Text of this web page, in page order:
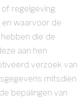
regelgeving,
waarvoor de
die de
aan hen
verzoek van
mitsdien
bepalingen van